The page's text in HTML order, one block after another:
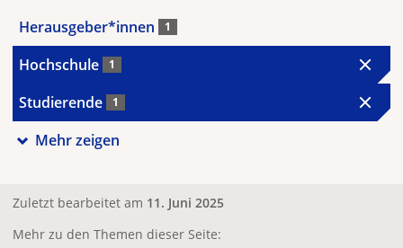
Herausgeber*innen 1
Hochschule 1
Studierende 1
Mehr zeigen
Zuletzt bearbeitet am 11. Juni 2025
Mehr zu den Themen dieser Seite: